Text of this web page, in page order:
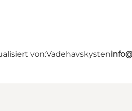
von:Vadehavskysten